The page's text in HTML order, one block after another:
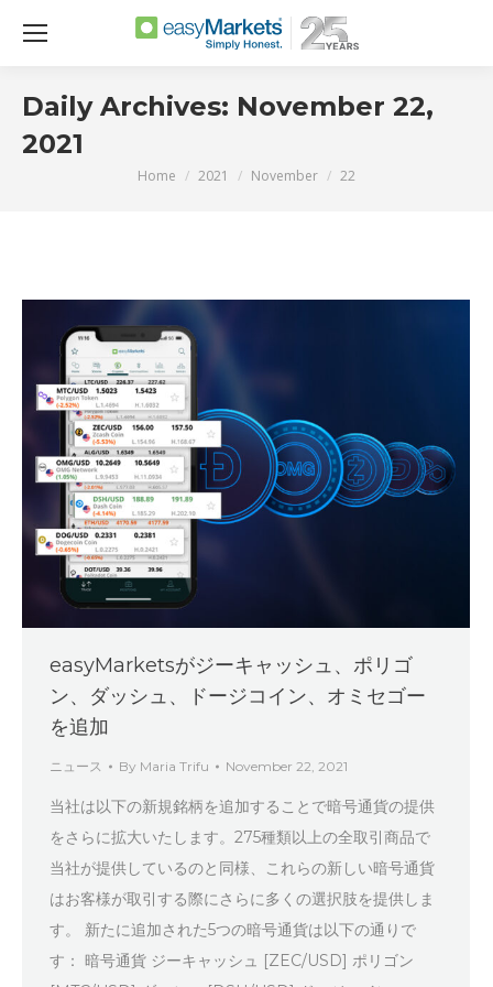
Daily Archives: November 22,
2021
You are here:
Home 2021 November 22
easyMarketsがジーキャッシュ、ポリゴ
ン、ダッシュ、ドージコイン、オミセゴー
を追加
ニュース By Maria Trifu November 22, 2021
当社は以下の新規銘柄を追加することで暗号通貨の提供
をさらに拡大いたします。275種類以上の全取引商品で
当社が提供しているのと同様、これらの新しい暗号通貨
はお客様が取引する際にさらに多くの選択肢を提供しま
す。 新たに追加された5つの暗号通貨は以下の通りで
す： 暗号通貨 ジーキャッシュ [ZEC/USD] ポリゴン